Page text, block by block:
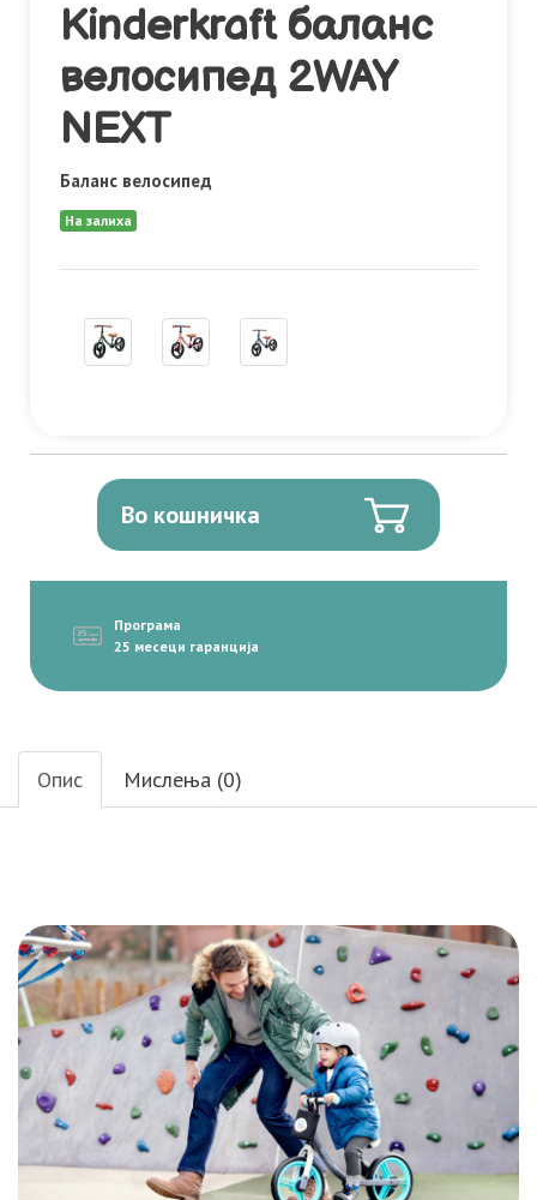
Kinderkraft баланс
велосипед 2WAY
NEXT
Баланс велосипед
На залиха
Во кошничка
Програма
25 месеци гаранција
Опис Мислења (0)